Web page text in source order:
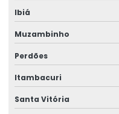
Rótulos Adesivos Para
Rótulos Adesivos Para
Rótulos Adesivos Para
Rótulos Adesivos Para
Ibiá
Muzambinho
Perdões
Itambacuri
Santa Vitória